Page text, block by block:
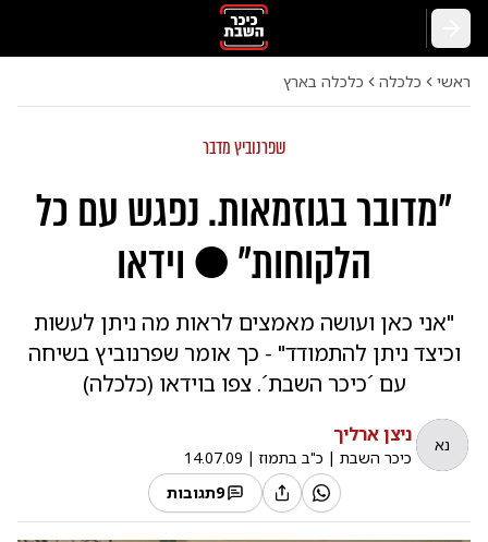
ראשי כלכלה כלכלה בארץ
שפרנוביץ מדבר
"מדובר בגוזמאות. נפגש עם כל
הלקוחות" ● וידאו
"אני כאן ועושה מאמצים לראות מה ניתן לעשות
וכיצד ניתן להתמודד" - כך אומר שפרנוביץ בשיחה
עם ´כיכר השבת´. צפו בוידאו (כלכלה)
נא ניצן ארליך
כיכר השבת | כ"ב בתמוז |
14.07.09
9תגובות